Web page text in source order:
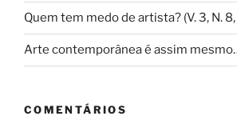
Quem tem medo de artista? (V. 3, N.
Arte contemporânea é assim
COMENTÁRIOS